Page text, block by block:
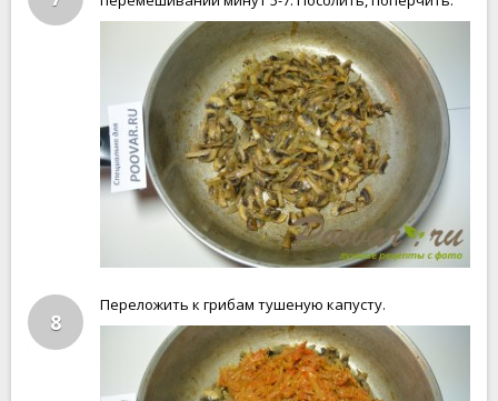
8
Переложить к грибам тушеную капусту.